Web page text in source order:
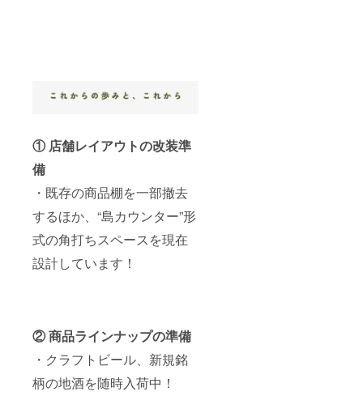
① 店舗レイアウトの改装準
備
・既存の商品棚を一部撤去
するほか、“島カウンター”形
式の角打ちスペースを現在
設計しています！
② 商品ラインナップの準備
・クラフトビール、新規銘
柄の地酒を随時入荷中！